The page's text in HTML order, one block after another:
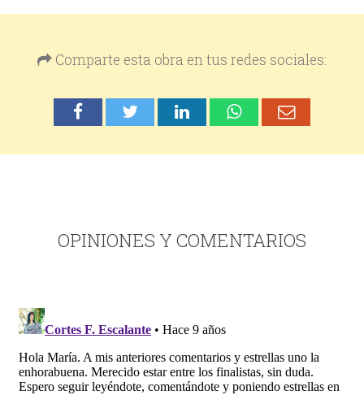
Comparte esta obra en tus redes sociales:
OPINIONES Y COMENTARIOS